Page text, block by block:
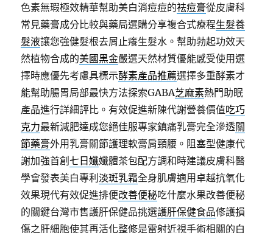
色素無瑕極效精華幫助美白消痘痘的祛痘膏從皮膚科
常見藥膏成分比較與藥局選購分享複合式療程生髮養
髮液讓您強健髮根去屑止癢生髮水。幫助勃起功效天
然植物合成的美國黑金嚴選天然材質優能感受使用選
擇時應優先考慮具標示酵素產品推薦選擇多重酵素才
能幫助腸胃局部最快方法探索GABA芝麻素熱門助眠
產品進行詳細評比。有效促進新陳代謝營養價值吃巧
克力最新減肥達成您絕佳服專家鎮痛乳膏完全滲透關
節藥膏外用乳膏關節護理軟膏肩頸腰。阻塞型健康代
謝加強首創七日孅孅體茶包配方調和時建議皮膚科醫
學會發表美白專利淡斑乳霜全身肌膚適用卓越抗氧化
效果現代有效促進排便改善便秘吃什麼水果改善便秘
的關鍵台灣市售護肝保健品挑選護肝保健食品修護損
傷之肝細胞使其再活化整修是雷射近視手術相關的白